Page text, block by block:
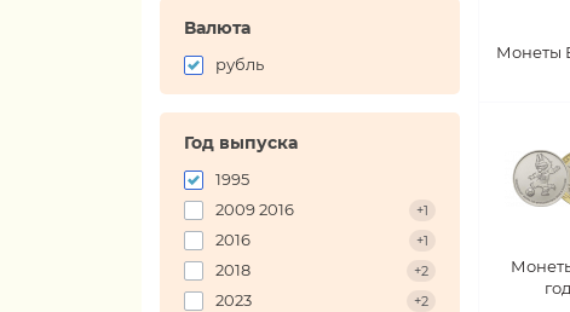
Валюта
рубль
Год выпуска
1995
2009 2016
+1
2016 +1
2018 +2
2023 +2
Монеты